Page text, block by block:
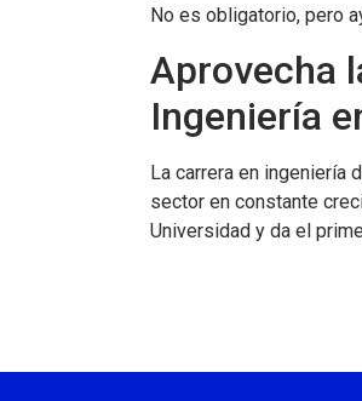
No es obligatorio, pero
Aprovecha
Ingeniería
La carrera en ingeniería
sector en constante
Universidad y da el